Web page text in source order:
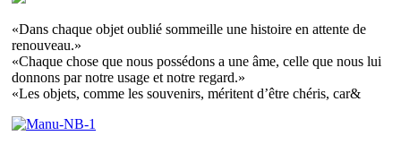
«Dans chaque objet oublié sommeille une histoire en attente de
renouveau.»
«Chaque chose que nous possédons a une âme, celle que nous lui
donnons par notre usage et notre regard.»
«Les objets, comme les souvenirs, méritent d’être chéris, car&